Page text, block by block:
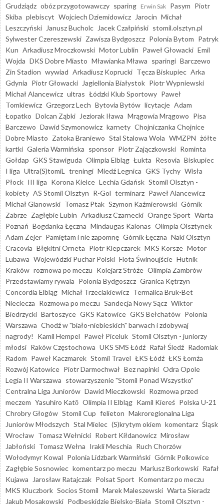
Grudziądz obóz przygotowawczy sparing Erwin Sak Pasym Piotr
Skiba plebiscyt Wojciech Dziemidowicz Jarocin Michał
Leszczyński
Janusz Bucholc Jacek Czałpiński stomil.olsztyn.pl
Sylwester Czereszewski Zawisza Bydgoszcz Polonia Bytom Patryk
Kun Arkadiusz Mroczkowski Motor Lublin Paweł Głowacki Emil
Wojda DKS Dobre Miasto Mławianka Mława sparingi Barczewo
Zin Stadion wywiad Arkadiusz Koprucki Tęcza Biskupiec Arka
Gdynia Piotr Głowacki Jagiellonia Białystok Piotr Wypniewski
Michał Alancewicz ultras Łódzki Klub Sportowy Paweł
Tomkiewicz Grzegorz Lech Bytovia Bytów licytacje Adam
Łopatko Dolcan Ząbki Jeziorak Iława Mrągowia Mrągowo Pisa
Barczewo Dawid Szymonowicz karnety Chojniczanka Chojnice
Dobre Miasto Zatoka Braniewo Stal Stalowa Wola WMZPN żółte
kartki Galeria Warmińska sponsor Piotr Zajączkowski Rominta
Gołdap GKS Stawiguda Olimpia Elbląg Łukta Resovia Biskupiec
I liga Ultra(S)tomiL treningi Miedź Legnica GKS Tychy Wisła
Płock III liga Korona Kielce Lechia Gdańsk Stomil Olsztyn -
kobiety AS Stomil Olsztyn R-Gol terminarz Paweł Alancewicz
Michał Glanowski Tomasz Ptak Szymon Kaźmierowski Górnik
Zabrze Zagłębie Lubin Arkadiusz Czarnecki Orange Sport Warta
Poznań Bogdanka Łęczna Mindaugas Kalonas Olimpia Olsztynek
Adam Zejer Pamiętam i nie zapomnę Górnik Łęczna Naki Olsztyn
Cracovia Błękitni Orneta Piotr Klepczarek MKS Korsze Motor
Lubawa Wojewódzki Puchar Polski Flota Świnoujście Hutnik
Kraków rozmowa po meczu Kolejarz Stróże Olimpia Zambrów
Przedstawiamy rywala Polonia Bydgoszcz Granica Kętrzyn
Concordia Elbląg Michał Trzeciakiewicz Termalica Bruk-Bet
Nieciecza Rozmowa po meczu Sandecja Nowy Sącz Wiktor
Biedrzycki Bartoszyce GKS Katowice GKS Bełchatów Polonia
Warszawa Chodź w "biało-niebieskich" barwach i zdobywaj
nagrody!
Kamil Hempel Paweł Piceluk Stomil Olsztyn - juniorzy
młodsi Raków Częstochowa UKS SMS Łódź Rafał Śledź Radomiak
Radom Paweł Kaczmarek Stomil Travel ŁKS Łódź ŁKS Łomża
Rozwój Katowice Piotr Darmochwał Bez napinki Odra Opole
Legia II Warszawa stowarzyszenie "Stomil Ponad Wszystko"
Centralna Liga Juniorów Dawid Mieczkowski Rozmowa przed
meczem Yasuhiro Katō Olimpia II Elbląg Kamil Kiereś Polska U-21
Chrobry Głogów Stomil Cup felieton Makroregionalna Liga
Juniorów Młodszych Stal Mielec (S)krytym okiem komentarz Śląsk
Wrocław Tomasz Wełnicki Robert Kiłdanowicz Mirosław
Jabłoński Tomasz Wełna Irakli Meschia Ruch Chorzów
Wołodymyr Kowal Polonia Lidzbark Warmiński Górnik Polkowice
Zagłębie Sosnowiec komentarz po meczu Mariusz Borkowski Rafał
Kujawa
Jarosław Ratajczak Polsat Sport Komentarz po meczu
MKS Kluczbork Socios Stomil Marek Maleszewski Warta Sieradz
Jakub Mosakowski Podbeskidzie Bielsko-Biała Stomil Olsztyn -